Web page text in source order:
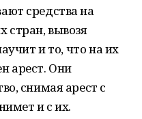
средства на
стран, вывозя
и то, что на их
арест. Они
снимая арест с
и с их.